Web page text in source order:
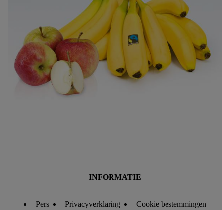
INFORMATIE
Pers Privacyverklaring Cookie bestemmingen
te tonen. Voor dit doel kan jouw gehashte e-mailadres ook
worden samengevoegd met andere identifiers of met identifiers
die door Criteo S.A. aan jou zijn toegewezen.
Als je hiervoor toestemming geeft, dan kunnen retargeting
advertenties worden weergegeven voor producten waarin je
eerder interesse hebt getoond (bijvoorbeeld door het product in
een winkelmandje van een online winkel te plaatsen maar het
niet te kopen). De retargeting advertenties kunnen op
Onder "Aanpassen" kun je aangeven met welke cookies en